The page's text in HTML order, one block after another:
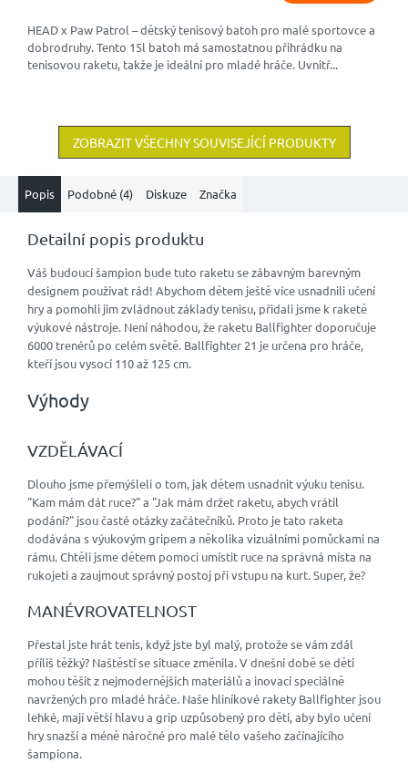
HEAD x Paw Patrol – dětský tenisový batoh pro malé sportovce a
dobrodruhy. Tento 15l batoh má samostatnou přihrádku na
tenisovou raketu, takže je ideální pro mladé hráče. Uvnitř...
ZOBRAZIT VŠECHNY SOUVISEJÍCÍ PRODUKTY
Popis Podobné (4) Diskuze Značka
Detailní popis produktu
Váš budoucí šampion bude tuto raketu se zábavným barevným
designem používat rád! Abychom dětem ještě více usnadnili učení
hry a pomohli jim zvládnout základy tenisu, přidali jsme k raketě
výukové nástroje. Není náhodou, že raketu Ballfighter doporučuje
6000 trenérů po celém světě. Ballfighter 21 je určena pro hráče,
kteří jsou vysocí 110 až 125 cm.
Výhody
VZDĚLÁVACÍ
Dlouho jsme přemýšleli o tom, jak dětem usnadnit výuku tenisu.
"Kam mám dát ruce?" a "Jak mám držet raketu, abych vrátil
podání?" jsou časté otázky začátečníků. Proto je tato raketa
dodávána s výukovým gripem a několika vizuálními pomůckami na
rámu. Chtěli jsme dětem pomoci umístit ruce na správná místa na
rukojeti a zaujmout správný postoj při vstupu na kurt. Super, že?
MANÉVROVATELNOST
Přestal jste hrát tenis, když jste byl malý, protože se vám zdál
příliš těžký? Naštěstí se situace změnila. V dnešní době se děti
mohou těšit z nejmodernějších materiálů a inovací speciálně
navržených pro mladé hráče. Naše hliníkové rakety Ballfighter jsou
lehké, mají větší hlavu a grip uzpůsobený pro děti, aby bylo učení
hry snazší a méně náročné pro malé tělo vašeho začínajícího
šampiona.